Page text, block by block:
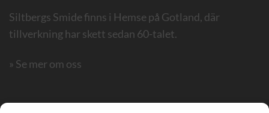
Siltbergs Smide finns i Hemse på Gotland, där
tillverkning har skett sedan 60-talet.
» Se mer om oss